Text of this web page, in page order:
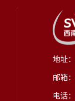
地址
邮箱
电话